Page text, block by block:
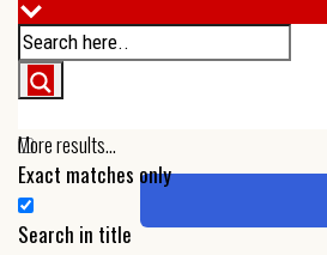
More results...
Exact matches only
Search in title